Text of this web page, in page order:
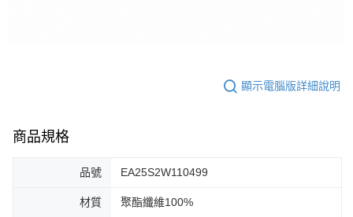
顯示電腦版詳細說明
商品規格
品號 EA25S2W110499
材質 聚酯纖維100%